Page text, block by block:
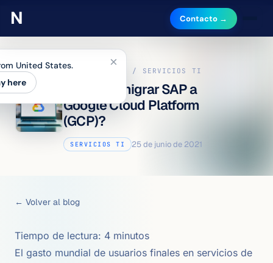
Contacto →
United States.
here
×
INICIO / SERVICIOS TI
¿Por qué migrar SAP a
Google Cloud Platform
(GCP)?
SERVICIOS TI 25 de junio de 2021
← Volver al blog
Tiempo de lectura: 4 minutos
El gasto mundial de usuarios finales en servicios de